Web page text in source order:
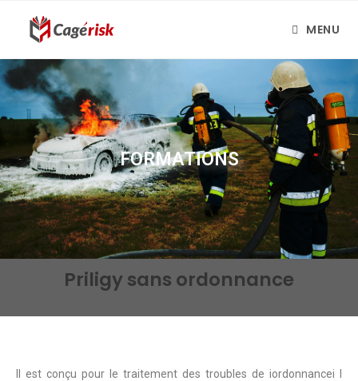
MENU
FORMATIONS
Priligy sans ordonnance
Il est conçu pour le traitement des troubles de iordonnancei